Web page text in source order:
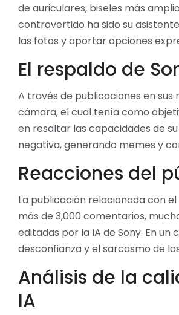
de auriculares, biseles más
controvertido ha sido su
las fotos y aportar opciones
El respaldo de
A través de publicaciones en
cámara, el cual tenía como
en resaltar las capacidades de
negativa, generando memes y
Reacciones del
La publicación relacionada con
más de 3,000 comentarios,
editadas por la IA de Sony. En
desconfianza y el sarcasmo de
Análisis de la
IA